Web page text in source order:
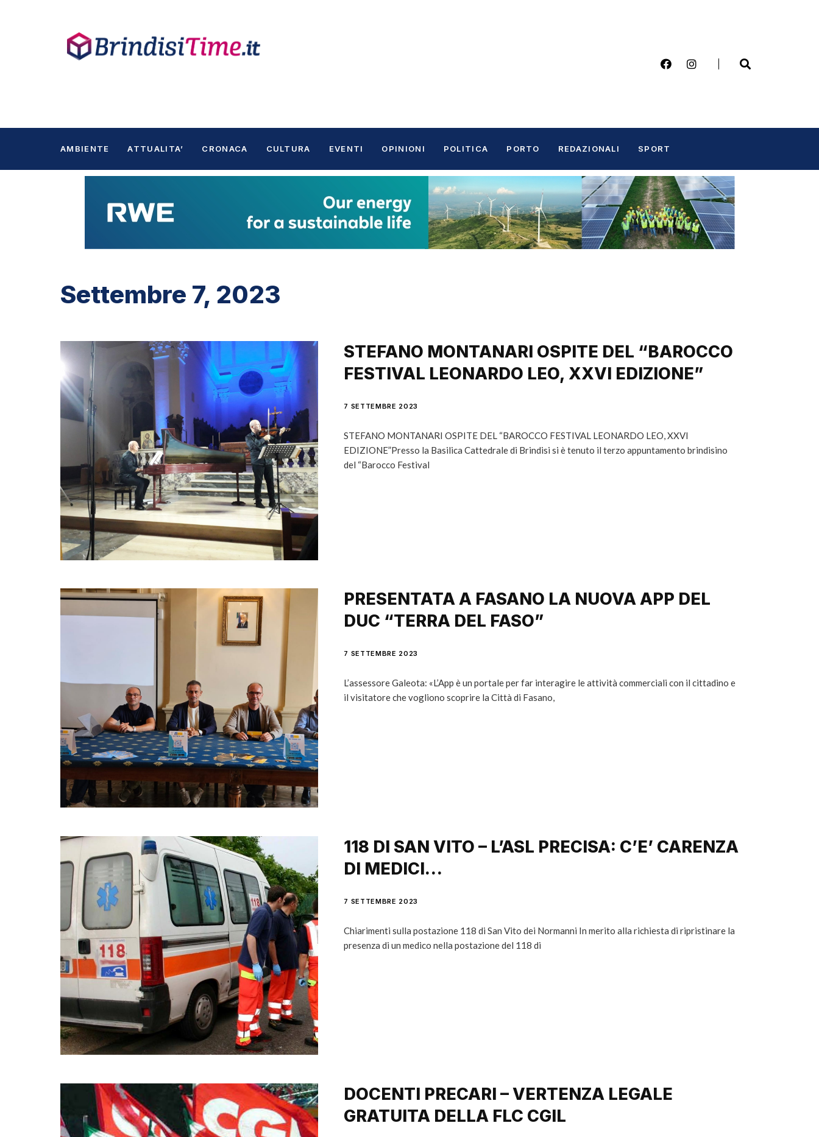
AMBIENTE ATTUALITA’ CRONACA CULTURA EVENTI OPINIONI POLITICA PORTO REDAZIONALI SPORT
Settembre 7, 2023
STEFANO MONTANARI OSPITE DEL “BAROCCO
FESTIVAL LEONARDO LEO, XXVI EDIZIONE”
7 SETTEMBRE 2023
STEFANO MONTANARI OSPITE DEL “BAROCCO FESTIVAL LEONARDO LEO, XXVI
EDIZIONE”Presso la Basilica Cattedrale di Brindisi si è tenuto il terzo appuntamento brindisino
del “Barocco Festival
PRESENTATA A FASANO LA NUOVA APP DEL
DUC “TERRA DEL FASO”
7 SETTEMBRE 2023
L’assessore Galeota: «L’App è un portale per far interagire le attività commerciali con il cittadino e
il visitatore che vogliono scoprire la Città di Fasano,
118 DI SAN VITO – L’ASL PRECISA: C’E’ CARENZA
DI MEDICI…
7 SETTEMBRE 2023
Chiarimenti sulla postazione 118 di San Vito dei Normanni In merito alla richiesta di ripristinare la
presenza di un medico nella postazione del 118 di
DOCENTI PRECARI – VERTENZA LEGALE
GRATUITA DELLA FLC CGIL